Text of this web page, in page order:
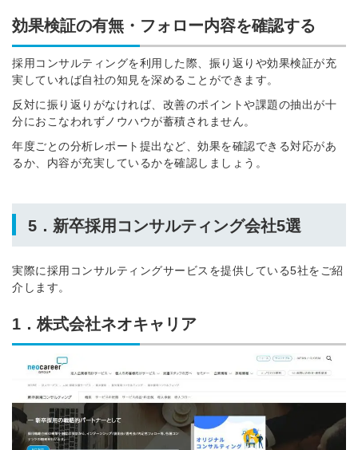
効果検証の有無・フォロー内容を確認する
採用コンサルティングを利用した際、 振り返りや効果検証が充
実していれば自社の知見を深めることができま す。
反対に振り返りがなければ、改善のポイントや課題の抽出が十
分におこなわれずノウハウが蓄積されません。
年度ごとの分析レポート提出など、効果を確認できる対応があ
るか、内容が充実しているかを確認しましょう。
5．新卒採用コンサルティング会社5選
実際に採用コンサルティングサービスを提供している5社をご紹
介します。
1．株式会社ネオキャリア